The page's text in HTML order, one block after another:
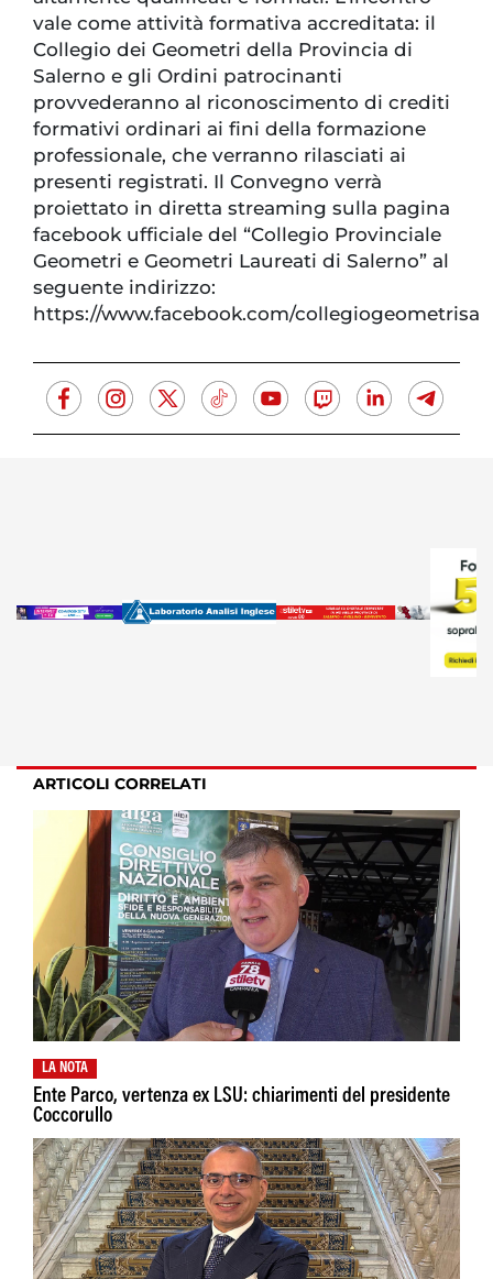
vale come attività formativa accreditata: il
Collegio dei Geometri della Provincia di
Salerno e gli Ordini patrocinanti
provvederanno al riconoscimento di crediti
formativi ordinari ai fini della formazione
professionale, che verranno rilasciati ai
presenti registrati. Il Convegno verrà
proiettato in diretta streaming sulla pagina
facebook ufficiale del “Collegio Provinciale
Geometri e Geometri Laureati di Salerno” al
seguente indirizzo:
https://www.facebook.com/collegiogeometrisa
ARTICOLI CORRELATI
LA NOTA
Ente Parco, vertenza ex LSU: chiarimenti del presidente
Coccorullo